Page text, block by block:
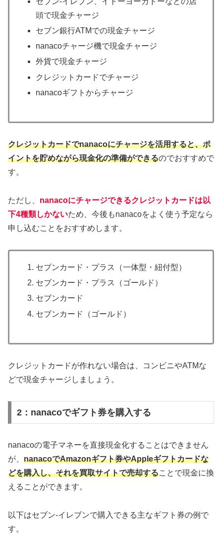
頭で現金チャージ
セブン銀行ATMでの現金チャージ
nanacoチャージ機で現金チャージ
外貨で現金チャージ
クレジットカードでチャージ
nanacoギフトからチャージ
クレジットカードでnanacoにチャージを活用すると、ポ
イントを貯めながら現金化の準備ができるのでおすすめで
す。
ただし、 nanacoにチャージできるクレジットカードは以
下4種類しかないため、今後もnanacoをよく使う予定なら
申し込むことをおすすめします。
セブンカード・プラス（一体型・紐付型）
セブンカード・プラス（ゴールド）
セブンカード
セブンカード（ゴールド）
クレジットカードが作れない場合は、コンビニやATMな
どで現金チャージしましょう。
2：nanacoでギフト券を購入する
nanacoの電子マネーを直接現金化することはできません
が、 nanacoでAmazonギフト券やAppleギフトカードな
どを購入し、それを買取サイトで売却することで現金に換
えることができます。
以下はセブン-イレブンで購入できる主なギフト券の例で
す。